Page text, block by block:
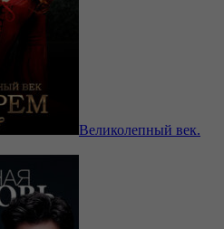
Великолепный век.